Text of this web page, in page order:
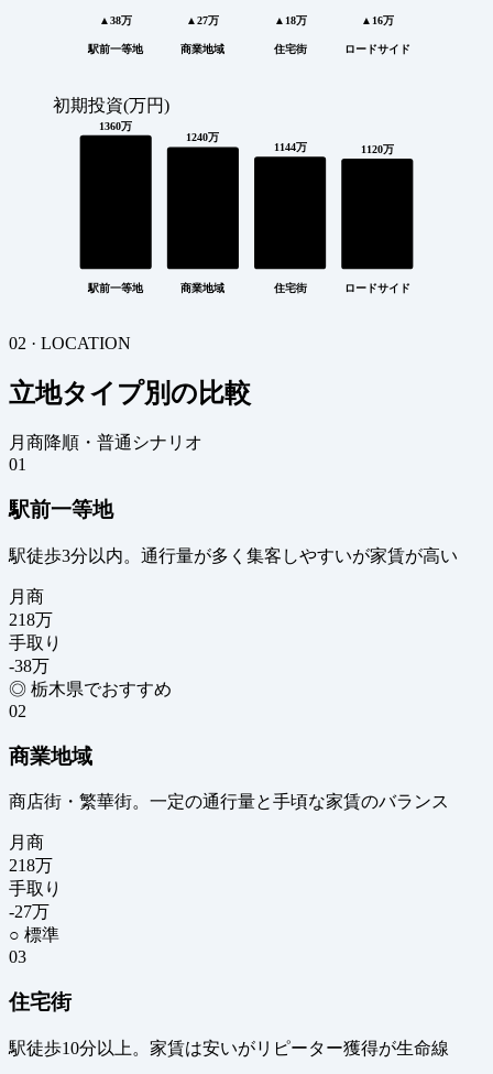
▲38万
駅前一等地
▲27万
商業地域
▲18万
住宅街
▲16万
ロードサイド
初期投資(万円)
1360万
駅前一等地
1240万
商業地域
1144万
住宅街
1120万
ロードサイド
02 · LOCATION
立地タイプ別の比較
月商降順・普通シナリオ
01
駅前一等地
駅徒歩3分以内。通行量が多く集客しやすいが家賃が高い
月商
218万
手取り
-38万
◎ 栃木県でおすすめ
02
商業地域
商店街・繁華街。一定の通行量と手頃な家賃のバランス
月商
218万
手取り
-27万
○ 標準
03
住宅街
駅徒歩10分以上。家賃は安いがリピーター獲得が生命線